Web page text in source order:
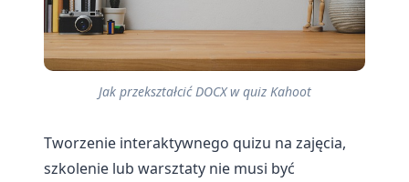
Jak przekształcić DOCX w quiz Kahoot
Tworzenie interaktywnego quizu na zajęcia,
szkolenie lub warsztaty nie musi być